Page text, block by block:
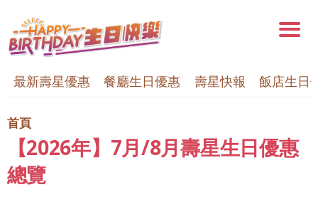
最新壽星優惠 餐廳生日優惠 壽星快報 飯店生日
首頁
【2026年】7月/8月壽星生日優惠
總覽